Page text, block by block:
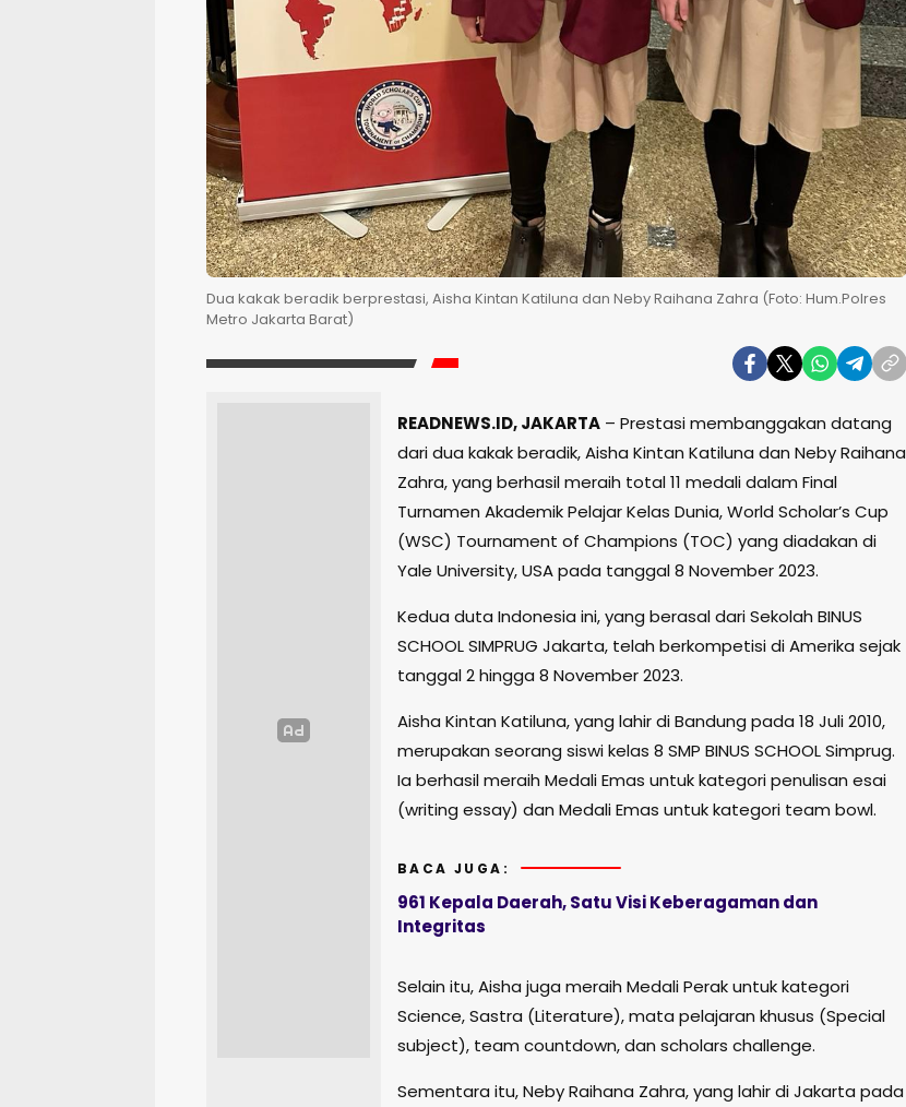
Dua kakak beradik berprestasi, Aisha Kintan Katiluna dan Neby Raihana Zahra (Foto: Hum.Polres
Metro Jakarta Barat)
READNEWS.ID, JAKARTA – Prestasi membanggakan datang
dari dua kakak beradik, Aisha Kintan Katiluna dan Neby Raihana
Zahra, yang berhasil meraih total 11 medali dalam Final
Turnamen Akademik Pelajar Kelas Dunia, World Scholar’s Cup
(WSC) Tournament of Champions (TOC) yang diadakan di
Yale University, USA pada tanggal 8 November 2023.
Kedua duta Indonesia ini, yang berasal dari Sekolah BINUS
SCHOOL SIMPRUG Jakarta, telah berkompetisi di Amerika sejak
tanggal 2 hingga 8 November 2023.
Aisha Kintan Katiluna, yang lahir di Bandung pada 18 Juli 2010,
merupakan seorang siswi kelas 8 SMP BINUS SCHOOL Simprug.
Ia berhasil meraih Medali Emas untuk kategori penulisan esai
(writing essay) dan Medali Emas untuk kategori team bowl.
BACA JUGA:
961 Kepala Daerah, Satu Visi Keberagaman dan
Integritas
Selain itu, Aisha juga meraih Medali Perak untuk kategori
Science, Sastra (Literature), mata pelajaran khusus (Special
subject), team countdown, dan scholars challenge.
Sementara itu, Neby Raihana Zahra, yang lahir di Jakarta pada